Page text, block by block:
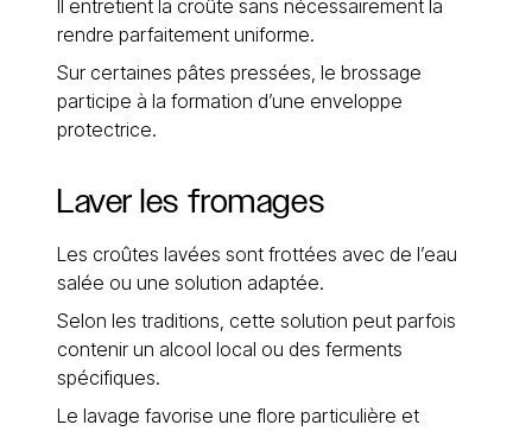
Il entretient la croûte sans nécessairement la
rendre parfaitement uniforme.
Sur certaines pâtes pressées, le brossage
participe à la formation d’une enveloppe
protectrice.
Laver les fromages
Les croûtes lavées sont frottées avec de l’eau
salée ou une solution adaptée.
Selon les traditions, cette solution peut parfois
contenir un alcool local ou des ferments
spécifiques.
Le lavage favorise une flore particulière et